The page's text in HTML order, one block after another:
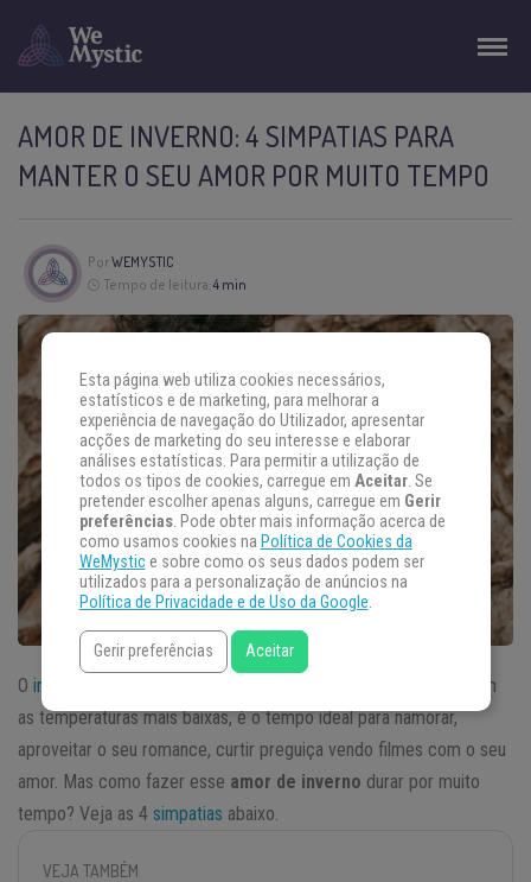
AMOR DE INVERNO: 4 SIMPATIAS PARA
MANTER O SEU AMOR POR MUITO TEMPO
PorWEMYSTIC
Tempo de leitura:4 min
O inverno
chegou e é a estação mais aconchegante do ano. Com
as temperaturas mais baixas, é o tempo ideal para namorar,
aproveitar o seu romance, curtir preguiça vendo filmes com o seu
amor. Mas como fazer esse amor de inverno durar por muito
tempo? Veja as 4 simpatias abaixo.
VEJA TAMBÉM
Esta página web utiliza cookies necessários,
estatísticos e de marketing, para melhorar a
experiência de navegação do Utilizador, apresentar
acções de marketing do seu interesse e elaborar
análises estatísticas. Para permitir a utilização de
todos os tipos de cookies, carregue em Aceitar. Se
pretender escolher apenas alguns, carregue em Gerir
preferências. Pode obter mais informação acerca de
como usamos cookies na Política de Cookies da
WeMystice sobre como os seus dados podem ser
utilizados para a personalização de anúncios na
Política de Privacidade e de Uso da Google.
Gerir preferências Aceitar